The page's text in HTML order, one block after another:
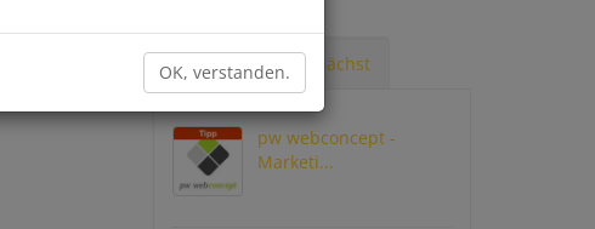
OK, verstanden.
Tipps Demnächst
pw webconcept -
Marketi...